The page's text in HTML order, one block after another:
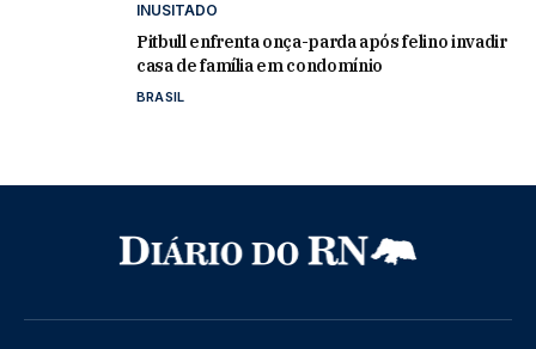
INUSITADO
Pitbull enfrenta onça-parda após felino invadir
casa de família em condomínio
BRASIL